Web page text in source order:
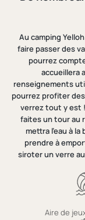
Au camping
faire passer des
pourrez
accueillera
renseignements
pourrez profiter
verrez tout y est
faites un tour au
mettra l’eau à
prendre à
siroter un verre
Aire de